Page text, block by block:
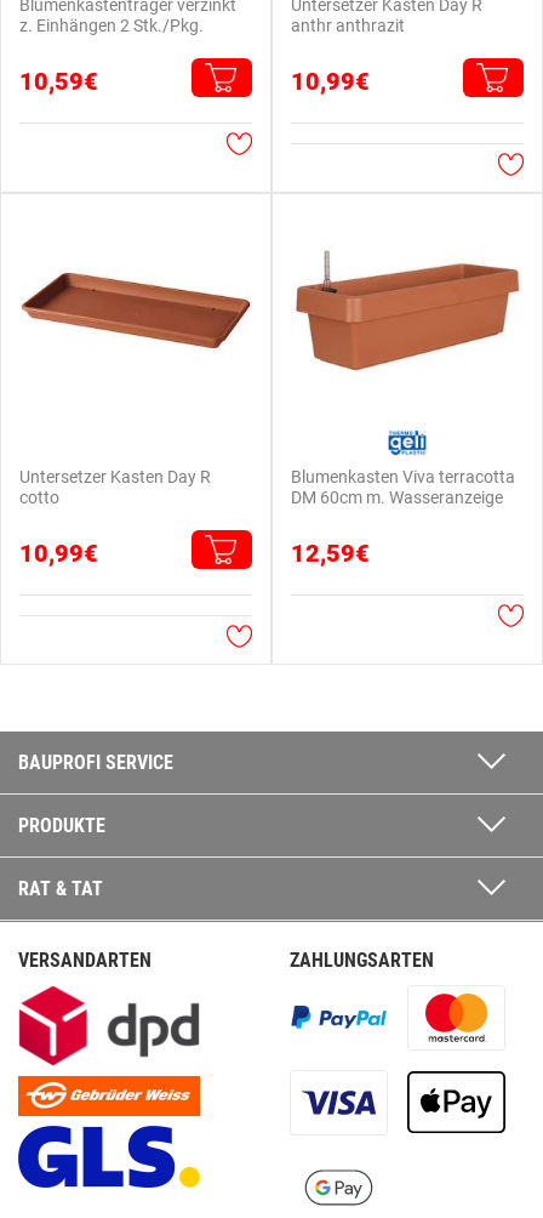
Blumenkastenträger verzinkt
z. Einhängen 2 Stk./Pkg.
10,59€
Untersetzer Kasten Day R
anthr anthrazit
10,99€
Untersetzer Kasten Day R
cotto
10,99€
Blumenkasten Viva terracotta
DM 60cm m. Wasseranzeige
12,59€
BAUPROFI SERVICE
PRODUKTE
RAT & TAT
VERSANDARTEN ZAHLUNGSARTEN